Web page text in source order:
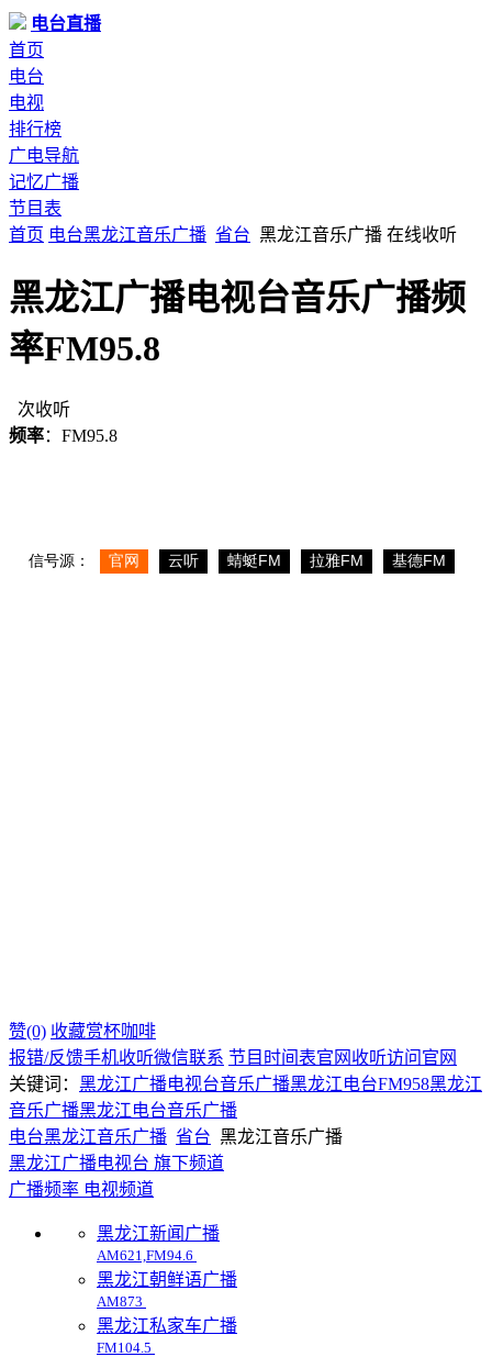
电台直播
首页
电台
电视
排行榜
广电导航
记忆广播
节目表
首页 电台黑龙江音乐广播 省台 黑龙江音乐广播 在线收听
黑龙江广播电视台音乐广播频
率FM95.8
次收听
频率：FM95.8
赞(0) 收藏赏杯咖啡
报错/反馈手机收听微信联系 节目时间表官网收听访问官网
关键词： 黑龙江广播电视台音乐广播黑龙江电台FM958黑龙江
音乐广播黑龙江电台音乐广播
电台黑龙江音乐广播 省台 黑龙江音乐广播
黑龙江广播电视台 旗下频道
广播频率 电视频道
黑龙江新闻广播
AM621,FM94.6
黑龙江朝鲜语广播
AM873
黑龙江私家车广播
FM104.5